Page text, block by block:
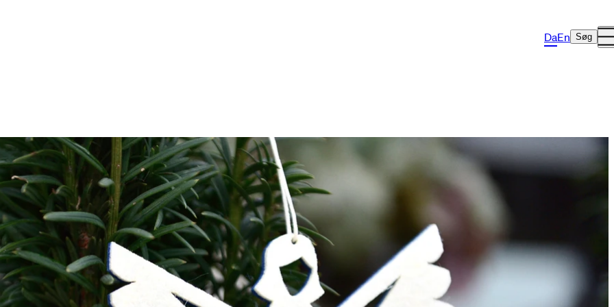
DaEn Søg